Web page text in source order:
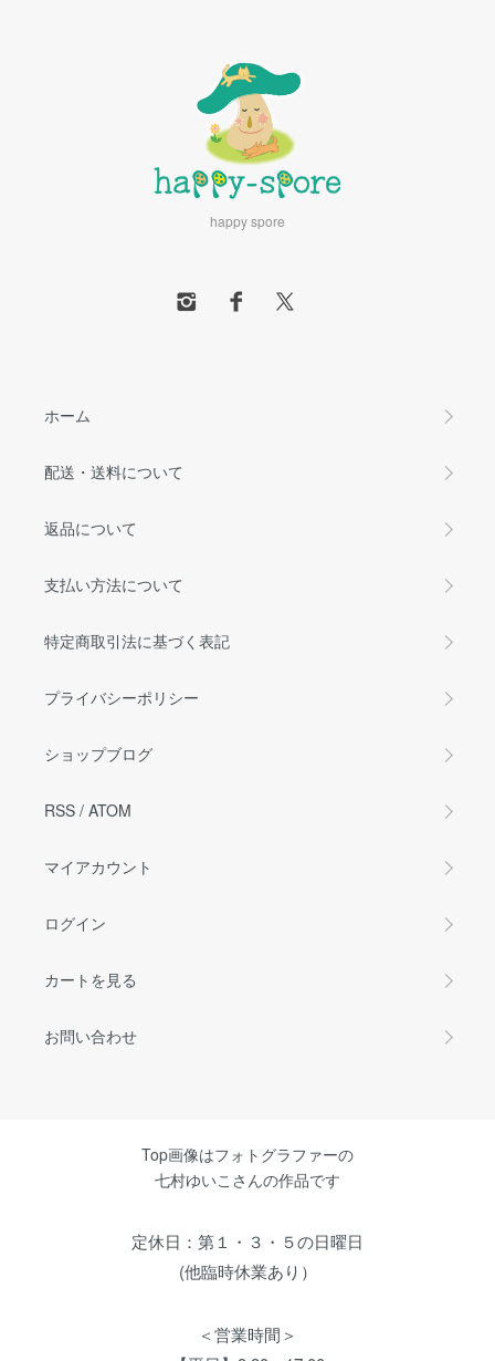
happy spore
ホーム
配送・送料について
返品について
支払い方法について
特定商取引法に基づく表記
プライバシーポリシー
ショップブログ
RSS / ATOM
マイアカウント
ログイン
カートを見る
お問い合わせ
Top画像はフォトグラファーの
七村ゆいこさんの作品です
定休日：第１・３・５の日曜日
(他臨時休業あり）
＜営業時間＞